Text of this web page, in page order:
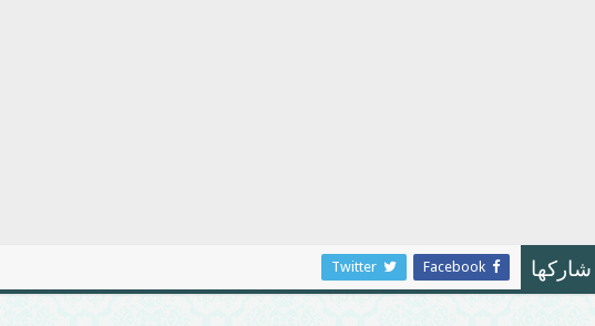
شاركها Facebook
Twitter